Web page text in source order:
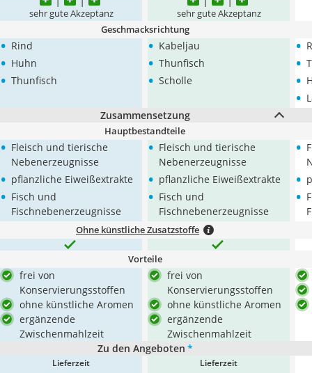
sehr gute Akzeptanz sehr gute Akzeptanz
Geschmacksrichtung
• Rind
• Huhn
• Thunfisch
• Kabeljau
• Thunfisch
• Scholle
•
•
•
•
Zusammensetzung
Hauptbestandteile
• Fleisch und tierische
Nebenerzeugnisse
• pflanzliche Eiweißextrakte
• Fisch und
Fischnebenerzeugnisse
• Fleisch und tierische
Nebenerzeugnisse
• pflanzliche Eiweißextrakte
• Fisch und
Fischnebenerzeugnisse
•
•
•
Ohne künstliche Zusatzstoffe
Vorteile
frei von
Konservierungsstoffen
ohne künstliche Aromen
ergänzende
Zwischenmahlzeit
frei von
Konservierungsstoffen
ohne künstliche Aromen
ergänzende
Zwischenmahlzeit
Zu den Angeboten *
Lieferzeit Lieferzeit